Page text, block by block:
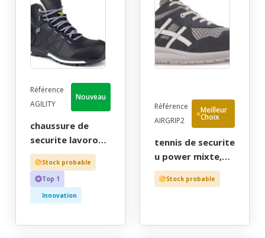
Référence
AGILITY
Nouveau
chaussure de
securite lavoro
mixte, tout
terrain noir
extreme haut,
metal free, esd,
iso 20345 s3 hro
Stock probable
Top 1
Innovation
Référence
AIRGRIP2
Meilleur
Choix
tennis de securite
u power mixte,
running bleu
ultra-souple, aere
src - 35/47
Stock probable